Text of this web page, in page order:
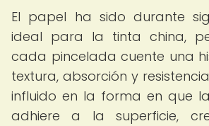
El papel ha sido durante
ideal para la tinta china,
cada pincelada cuente una
textura, absorción y
influido en la forma en que
adhiere a la superficie,